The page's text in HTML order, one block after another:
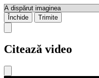
Închide Trimite
Citează video